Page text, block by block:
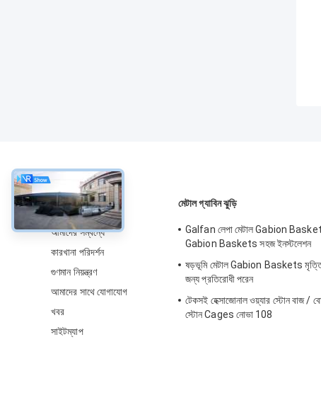
সম্বন্ধে
আমাদের সম্বন্ধে
কারখানা পরিদর্শন
গুণমান নিয়ন্ত্রণ
আমাদের সাথে যোগাযোগ
খবর
সাইটম্যাপ
মেটাল গ্যাবিন ঝুড়ি
Galfan লেপা মেটাল Gabion
Gabion Baskets সহজ ইনস্টলেশন
ষড়ভূমি মেটাল Gabion Baskets
জন্য প্রতিরোধী পরেন
টেকসই হেক্সাজোনাল ওয়্যার স্টোন বাজ /
স্টোন Cages নোভা 108